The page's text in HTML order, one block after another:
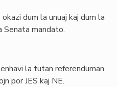
dum la unuaj kaj dum la
mandato.
la tutan referenduman
por JES kaj NE.